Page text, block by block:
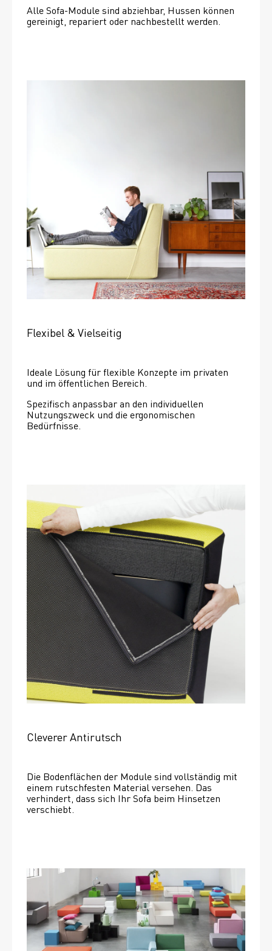
Alle Sofa-Module sind abziehbar, Hussen können
gereinigt, repariert oder nachbestellt werden.
Flexibel & Vielseitig
Ideale Lösung für flexible Konzepte im privaten
und im öffentlichen Bereich.
Spezifisch anpassbar an den individuellen
Nutzungszweck und die ergonomischen
Bedürfnisse.
Cleverer Antirutsch
Die Bodenflächen der Module sind vollständig mit
einem rutschfesten Material versehen. Das
verhindert, dass sich Ihr Sofa beim Hinsetzen
verschiebt.